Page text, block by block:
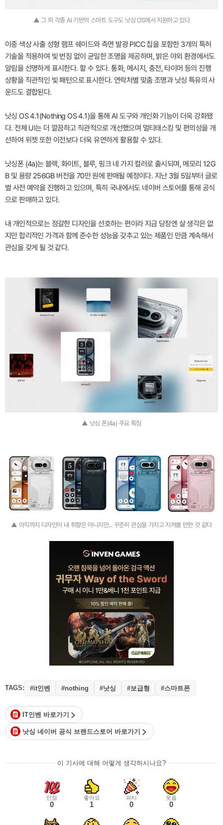
▲ 그 외 각종 AI 기반의 스마트 도구도 낫싱 OS에서 지원하고 있다
이중 색상 사출 성형 램프 쉐이드와 측면 발광 PICC 칩을 포함한 3개의 특허
기술을 적용하여 빛 번짐 없이 균일한 조명을 제공하며, 밝은 야외 환경에서도
알림을 선명하게 표시한다. 할 수 있다. 통화, 메시지, 충전, 타이머 등의 진행
상황을 직관적인 빛 패턴으로 표시한다. 연락처별 맞춤 조명과 낫싱 특유의 사
운드도 결합된다.
낫싱 OS 4.1(Nothing OS 4.1)을 통해 AI 도구와 개인화 기능이 더욱 강화됐
다. 전체 UI는 더 깔끔하고 직관적으로 개선했으며 멀티태스킹 및 편의성을 개
선하여 위젯 또한 이전보다 더욱 유연하게 활용할 수 있다.
낫싱폰 (4a)는 블랙, 화이트, 블루, 핑크 네 가지 컬러로 출시되며, 메모리 12G
B 및 용량 256GB 버전을 70만 원에 판매될 예정이다. 지난 3월 5일부터 글로
벌 사전 예약을 진행하고 있으며, 특히 국내에서도 네이버 스토어를 통해 공식
으로 판매하고 있다.
내 개인적으로는 정갈한 디자인을 선호하는 편이라 지금 당장엔 살 생각은 없
지만 합리적인 가격과 함께 준수한 성능을 갖추고 있는 제품인 만큼 계속해서
관심을 갖게 될 것 같다.
▲ 낫싱 폰(4a) 주요 특징
▲ 아직까지 디자인이 내 취향은 아니지만... 꾸준히 관심을 가지고 지켜볼 만한 것 같다
TAGS: #it인벤 #nothing #낫싱 #보급형 #스마트폰
IT인벤 바로가기
낫싱 네이버 공식 브랜드스토어 바로가기
이 기사에 대해 어떻게 생각하시나요?
만점
0
좋아요
1
파티
0
웃음
0